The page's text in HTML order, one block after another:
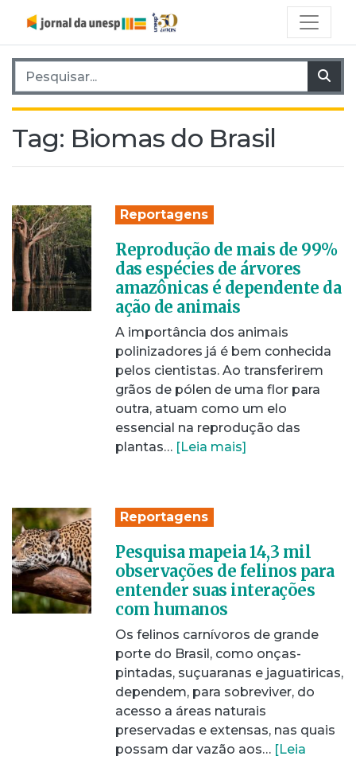
Pesquisar por:
Tag: Biomas do Brasil
Reportagens
Reprodução de mais de 99%
das espécies de árvores
amazônicas é dependente da
ação de animais
A importância dos animais
polinizadores já é bem conhecida
pelos cientistas. Ao transferirem
grãos de pólen de uma flor para
outra, atuam como um elo
essencial na reprodução das
plantas… [Leia mais]
Reportagens
Pesquisa mapeia 14,3 mil
observações de felinos para
entender suas interações
com humanos
Os felinos carnívoros de grande
porte do Brasil, como onças-
pintadas, suçuaranas e jaguatiricas,
dependem, para sobreviver, do
acesso a áreas naturais
preservadas e extensas, nas quais
possam dar vazão aos… [Leia